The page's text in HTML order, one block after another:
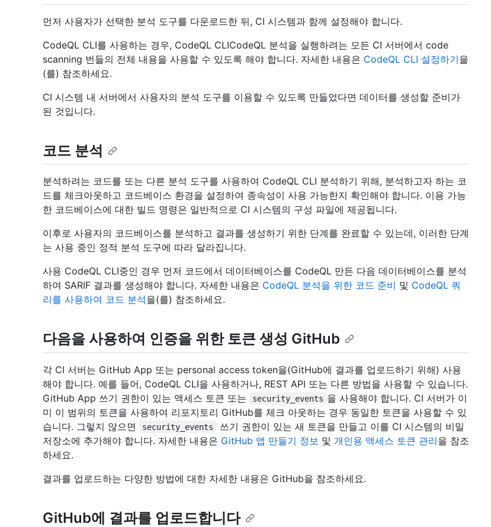
먼저 사용자가 선택한 분석 도구를 다운로드한 뒤, CI 시스템과 함께 설정해야 합니다.
CodeQL CLI를 사용하는 경우, CodeQL CLICodeQL 분석을 실행하려는 모든 CI 서버에서 code
scanning 번들의 전체 내용을 사용할 수 있도록 해야 합니다. 자세한 내용은 CodeQL CLI 설정하기을
(를) 참조하세요.
CI 시스템 내 서버에서 사용자의 분석 도구를 이용할 수 있도록 만들었다면 데이터를 생성할 준비가
된 것입니다.
코드 분석
분석하려는 코드를 또는 다른 분석 도구를 사용하여 CodeQL CLI 분석하기 위해, 분석하고자 하는 코
드를 체크아웃하고 코드베이스 환경을 설정하여 종속성이 사용 가능한지 확인해야 합니다. 이용 가능
한 코드베이스에 대한 빌드 명령은 일반적으로 CI 시스템의 구성 파일에 제공됩니다.
이후로 사용자의 코드베이스를 분석하고 결과를 생성하기 위한 단계를 완료할 수 있는데, 이러한 단계
는 사용 중인 정적 분석 도구에 따라 달라집니다.
사용 CodeQL CLI중인 경우 먼저 코드에서 데이터베이스를 CodeQL 만든 다음 데이터베이스를 분석
하여 SARIF 결과를 생성해야 합니다. 자세한 내용은 CodeQL 분석을 위한 코드 준비 및 CodeQL 쿼
리를 사용하여 코드 분석을(를) 참조하세요.
다음을 사용하여 인증을 위한 토큰 생성 GitHub
각 CI 서버는 GitHub App 또는 personal access token을(GitHub에 결과를 업로드하기 위해) 사용
해야 합니다. 예를 들어, CodeQL CLI을 사용하거나, REST API 또는 다른 방법을 사용할 수 있습니다.
GitHub App 쓰기 권한이 있는 액세스 토큰 또는
security_events 을 사용해야 합니다. CI 서버가 이
미 이 범위의 토큰을 사용하여 리포지토리 GitHub를 체크 아웃하는 경우 동일한 토큰을 사용할 수 있
습니다. 그렇지 않으면
security_events
쓰기 권한이 있는 새 토큰을 만들고 이를 CI 시스템의 비밀
저장소에 추가해야 합니다. 자세한 내용은 GitHub 앱 만들기 정보 및 개인용 액세스 토큰 관리을 참조
하세요.
결과를 업로드하는 다양한 방법에 대한 자세한 내용은 GitHub을 참조하세요.
GitHub에 결과를 업로드합니다